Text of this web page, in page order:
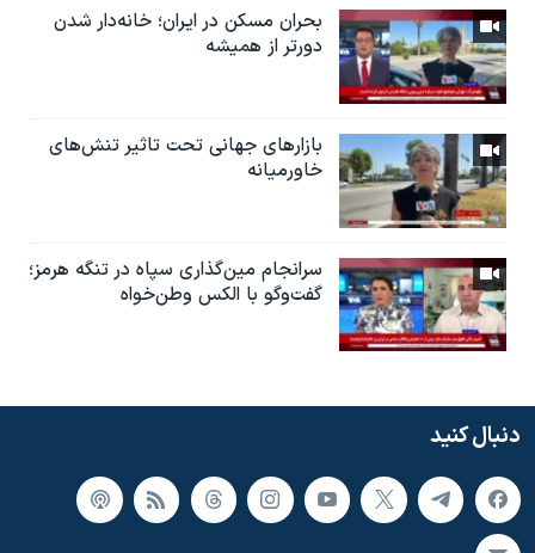
بحران مسکن در ایران؛ خانه‌دار شدن
دورتر از همیشه
بازارهای جهانی تحت تاثیر تنش‌های
خاورمیانه
سرانجام مین‌گذاری‌ سپاه در تنگه هرمز؛
گفت‌وگو با الکس وطن‌خواه
دنبال کنید